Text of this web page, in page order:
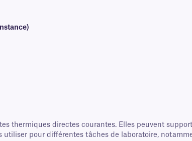
thermiques directes courantes. Elles peuvent
pour différentes tâches de laboratoire,